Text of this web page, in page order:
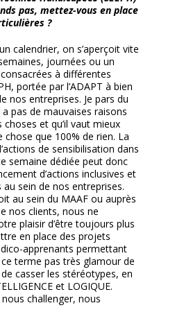
pas, mettez-vous en place
?
calendrier, on s’aperçoit vite
journées ou un
à différentes
portée par l’ADAPT à bien
nos entreprises. Je pars du
a pas de mauvaises raisons
et qu’il vaut mieux
chose que 100% de rien. La
de sensibilisation dans
semaine dédiée peut donc
d’actions inclusives et
au sein de nos entreprises.
au sein du MAAF ou auprès
nos clients, nous ne
plaisir d’être toujours plus
en place des projets
apprenants permettant
terme pas très glamour de
casser les stéréotypes, en
et LOGIQUE.
nous challenger, nous